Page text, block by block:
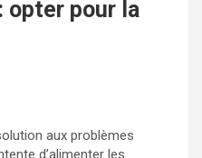
opter pour la
aux problèmes
d’alimenter les